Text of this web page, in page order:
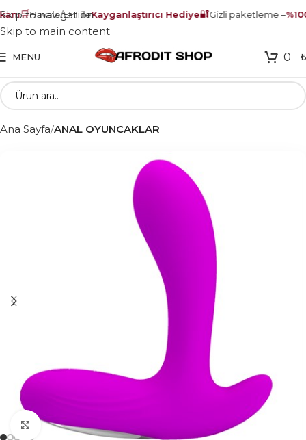
🛒Havale/EFT ileKayganlaştırıcı Hediye🔐Gizli paketleme –
Skip to navigation
Skip to main content
MENU 0 ₺
Ana Sayfa ANAL OYUNCAKLAR
Click to enlarge